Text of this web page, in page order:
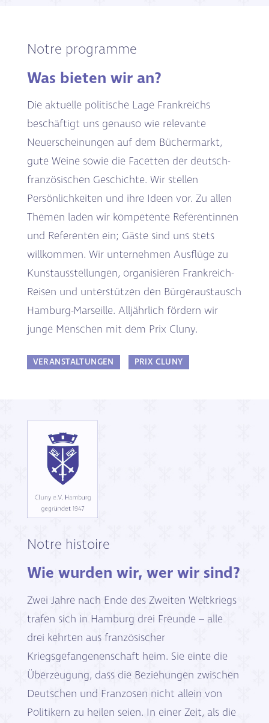
Notre programme
Was bieten wir an?
Die aktuelle politische Lage Frankreichs
beschäftigt uns genauso wie relevante
Neuerscheinungen auf dem Büchermarkt,
gute Weine sowie die Facetten der deutsch-
französischen Geschichte. Wir stellen
Persönlichkeiten und ihre Ideen vor. Zu allen
Themen laden wir kompetente Referentinnen
und Referenten ein; Gäste sind uns stets
willkommen. Wir unternehmen Ausflüge zu
Kunstausstellungen, organisieren Frankreich-
Reisen und unterstützen den Bürgeraustausch
Hamburg-Marseille. Alljährlich fördern wir
junge Menschen mit dem Prix Cluny.
VERANSTALTUNGEN PRIX CLUNY
Notre histoire
Wie wurden wir, wer wir sind?
Zwei Jahre nach Ende des Zweiten Weltkriegs
trafen sich in Hamburg drei Freunde – alle
drei kehrten aus französischer
Kriegsgefangenenschaft heim. Sie einte die
Überzeugung, dass die Beziehungen zwischen
Deutschen und Franzosen nicht allein von
Politikern zu heilen seien. In einer Zeit, als die